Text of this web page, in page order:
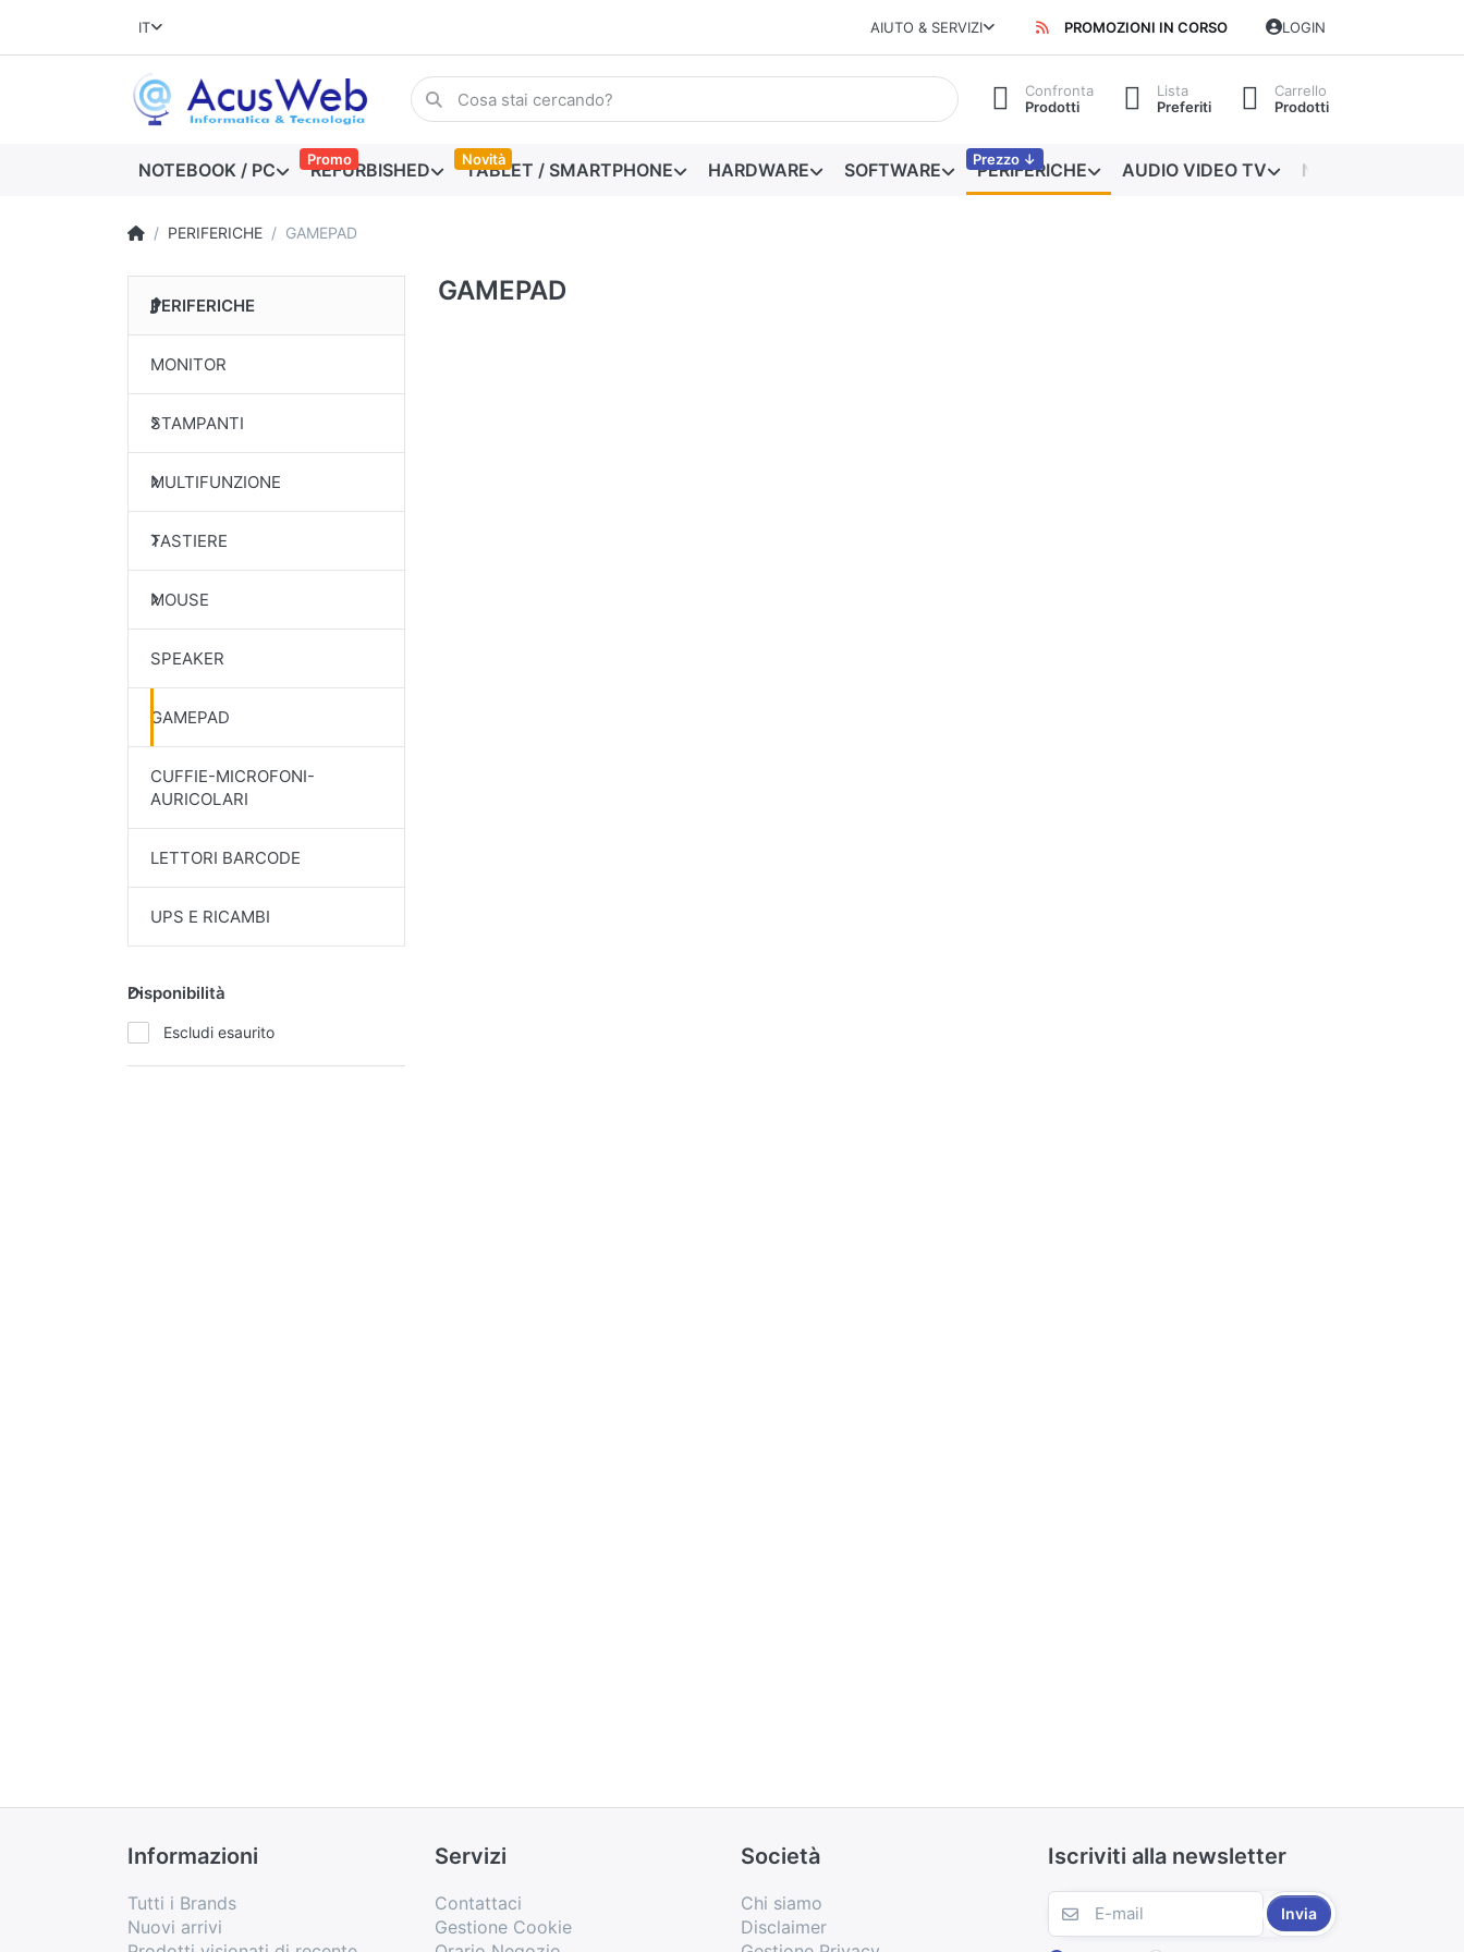
IT AIUTO & SERVIZI PROMOZIONI IN CORSO LOGIN
Confronta
Prodotti
Lista
Preferiti
Carrello
Prodotti
NOTEBOOK / PC REFURBISHED
Promo
TABLET / SMARTPHONE
Novità
HARDWARE SOFTWARE PERIFERICHE
Prezzo ↓
AUDIO VIDEO TV NETWORKING
PERIFERICHE GAMEPAD
PERIFERICHE
MONITOR
STAMPANTI
MULTIFUNZIONE
TASTIERE
MOUSE
SPEAKER
GAMEPAD
CUFFIE-MICROFONI-
AURICOLARI
LETTORI BARCODE
UPS E RICAMBI
Disponibilità
Escludi esaurito
GAMEPAD
Informazioni
Tutti i Brands
Nuovi arrivi
Servizi
Contattaci
Gestione Cookie
Società
Chi siamo
Disclaimer
Iscriviti alla newsletter
Invia